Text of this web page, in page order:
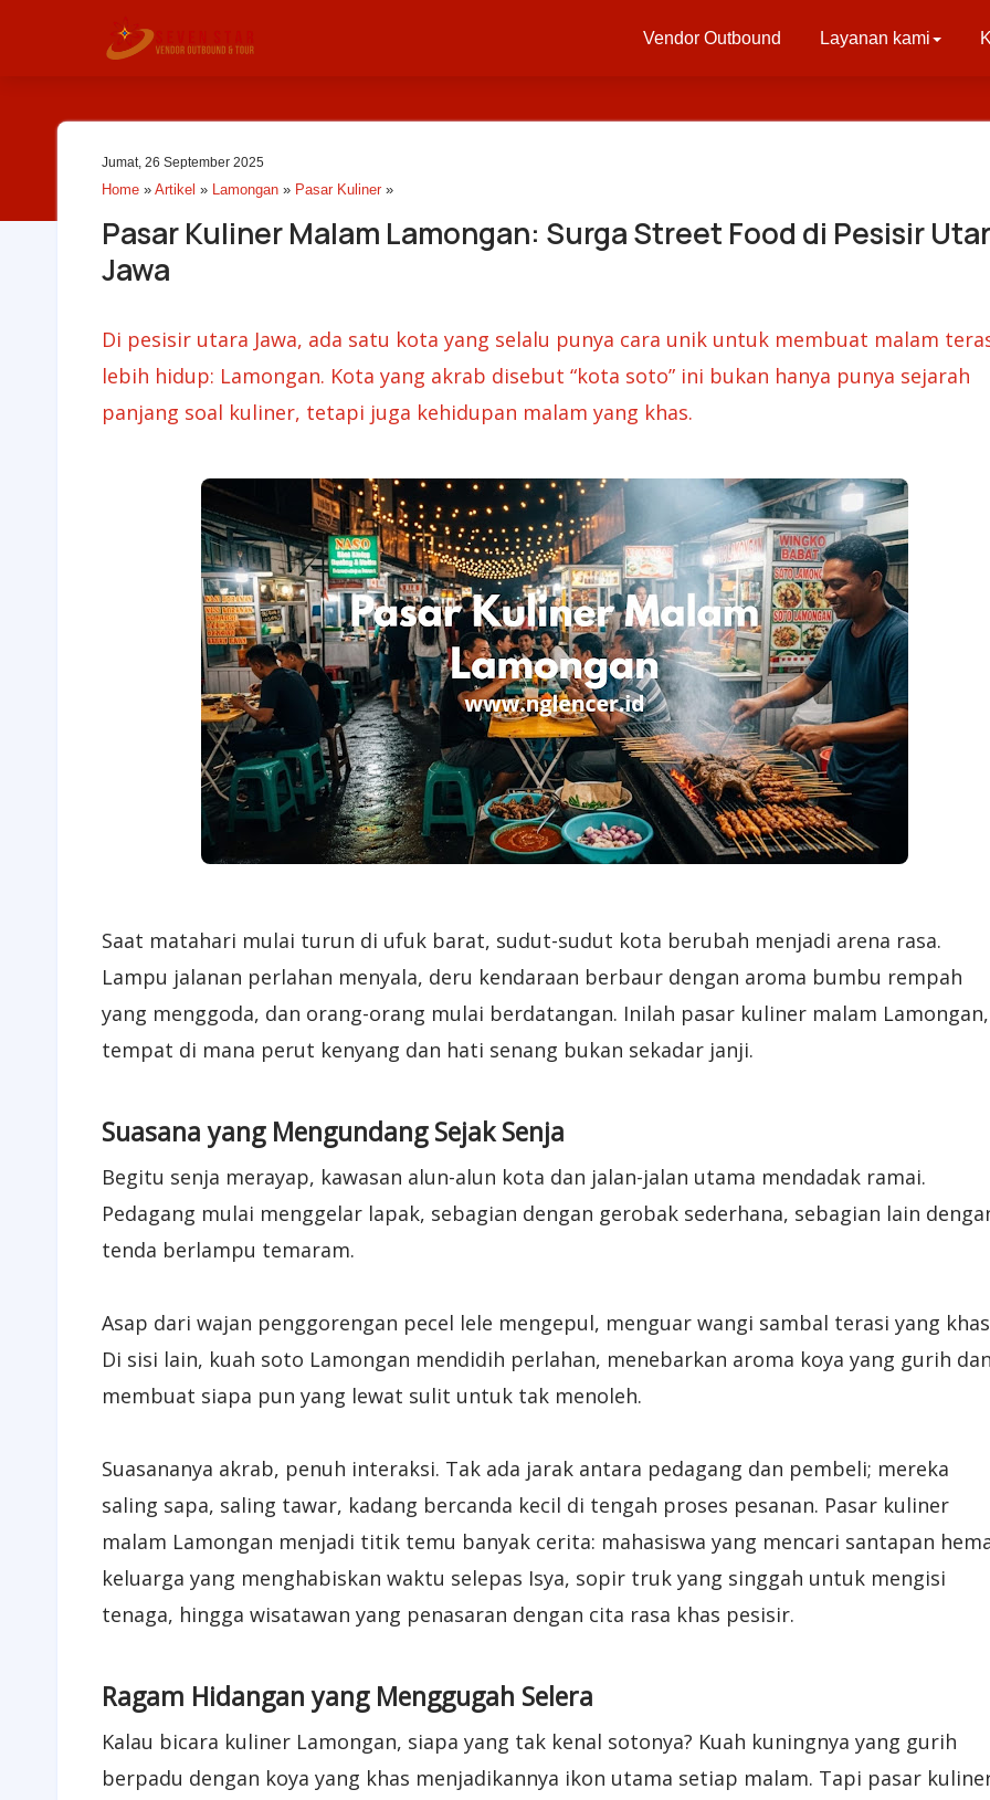
Vendor Outbound Layanan kami
Jumat, 26 September 2025
Home » Artikel » Lamongan » Pasar Kuliner »
Pasar Kuliner Malam Lamongan: Surga Street Food di Pesisir
Jawa
Di pesisir utara Jawa, ada satu kota yang selalu punya cara unik untuk membuat malam
lebih hidup: Lamongan. Kota yang akrab disebut “kota soto” ini bukan hanya punya sejarah
panjang soal kuliner, tetapi juga kehidupan malam yang khas.
Saat matahari mulai turun di ufuk barat, sudut-sudut kota berubah menjadi arena rasa.
Lampu jalanan perlahan menyala, deru kendaraan berbaur dengan aroma bumbu rempah
yang menggoda, dan orang-orang mulai berdatangan. Inilah pasar kuliner malam Lamongan,
tempat di mana perut kenyang dan hati senang bukan sekadar janji.
Suasana yang Mengundang Sejak Senja
Begitu senja merayap, kawasan alun-alun kota dan jalan-jalan utama mendadak ramai.
Pedagang mulai menggelar lapak, sebagian dengan gerobak sederhana, sebagian lain
tenda berlampu temaram.
Asap dari wajan penggorengan pecel lele mengepul, menguar wangi sambal terasi yang
Di sisi lain, kuah soto Lamongan mendidih perlahan, menebarkan aroma koya yang gurih
membuat siapa pun yang lewat sulit untuk tak menoleh.
Suasananya akrab, penuh interaksi. Tak ada jarak antara pedagang dan pembeli; mereka
saling sapa, saling tawar, kadang bercanda kecil di tengah proses pesanan. Pasar kuliner
malam Lamongan menjadi titik temu banyak cerita: mahasiswa yang mencari santapan
keluarga yang menghabiskan waktu selepas Isya, sopir truk yang singgah untuk mengisi
tenaga, hingga wisatawan yang penasaran dengan cita rasa khas pesisir.
Ragam Hidangan yang Menggugah Selera
Kalau bicara kuliner Lamongan, siapa yang tak kenal sotonya? Kuah kuningnya yang gurih
berpadu dengan koya yang khas menjadikannya ikon utama setiap malam. Tapi pasar